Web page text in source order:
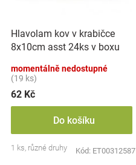
Blog
Hračkářství
Přihlášení
ůo
d
u
k
ů
Hlavolam kov v krabičce
8x10cm asst 24ks v boxu
momentálně nedostupné
(19 ks)
62 Kč
Do košíku
1 ks, různé druhy Kód: ET00312587